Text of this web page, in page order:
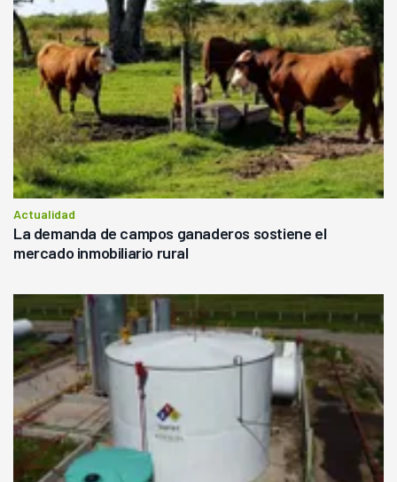
Actualidad
La demanda de campos ganaderos sostiene el
mercado inmobiliario rural